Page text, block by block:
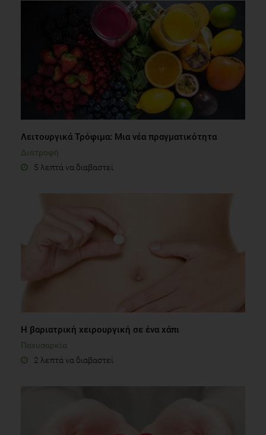
Λειτουργικά Τρόφιμα: Μια νέα πραγματικότητα
Διατροφή
5 λεπτά να διαβαστεί
Η βαριατρική χειρουργική σε ένα χάπι
Παχυσαρκία
2 λεπτά να διαβαστεί